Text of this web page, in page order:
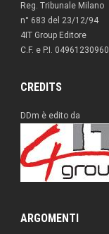
Reg. Tribunale Milano
n° 683 del 23/12/94
4IT Group Editore
C.F. e P.I. 04961230960
CREDITS
DDm è edito da
ARGOMENTI